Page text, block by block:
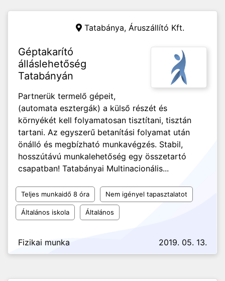
Tatabánya, Áruszállító Kft.
Géptakarító
álláslehetőség
Tatabányán
Partnerük termelő gépeit,
(automata esztergák) a külső részét és
környékét kell folyamatosan tisztítani, tisztán
tartani. Az egyszerű betanítási folyamat után
önálló és megbízható munkavégzés. Stabil,
hosszútávú munkalehetőség egy összetartó
csapatban! Tatabányai Multinacionális...
Teljes munkaidő 8 óra Nem igényel tapasztalatot
Általános iskola Általános
Fizikai munka 2019. 05. 13.